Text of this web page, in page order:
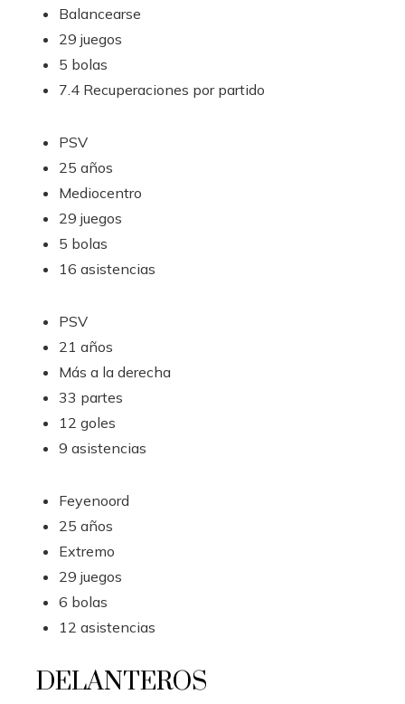
Balancearse
29 juegos
5 bolas
7.4 Recuperaciones por partido
PSV
25 años
Mediocentro
29 juegos
5 bolas
16 asistencias
PSV
21 años
Más a la derecha
33 partes
12 goles
9 asistencias
Feyenoord
25 años
Extremo
29 juegos
6 bolas
12 asistencias
DELANTEROS